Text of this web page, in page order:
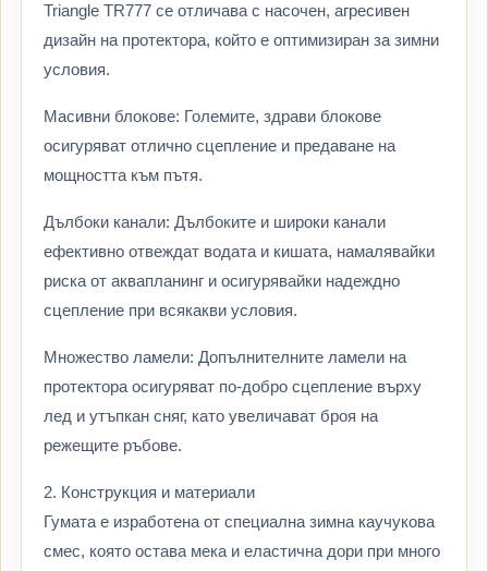
Triangle TR777 се отличава с насочен, агресивен
дизайн на протектора, който е оптимизиран за зимни
условия.
Масивни блокове: Големите, здрави блокове
осигуряват отлично сцепление и предаване на
мощността към пътя.
Дълбоки канали: Дълбоките и широки канали
ефективно отвеждат водата и кишата, намалявайки
риска от аквапланинг и осигурявайки надеждно
сцепление при всякакви условия.
Множество ламели: Допълнителните ламели на
протектора осигуряват по-добро сцепление върху
лед и утъпкан сняг, като увеличават броя на
режещите ръбове.
2. Конструкция и материали
Гумата е изработена от специална зимна каучукова
смес, която остава мека и еластична дори при много